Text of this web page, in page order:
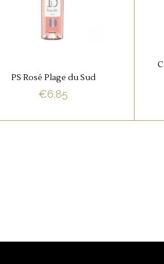
Fruitige geur van veel rood
fruit iets kruidigheid.
PS Rosé Plage du Sud
€6.85